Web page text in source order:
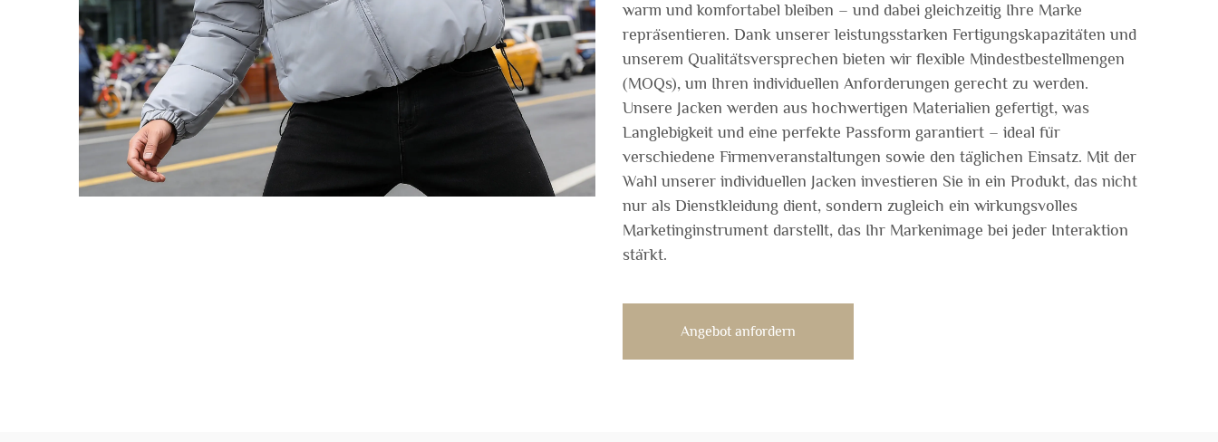
warm und komfortabel bleiben – und dabei gleichzeitig Ihre Marke
repräsentieren. Dank unserer leistungsstarken Fertigungskapazitäten und
unserem Qualitätsversprechen bieten wir flexible Mindestbestellmengen
(MOQs), um Ihren individuellen Anforderungen gerecht zu werden.
Unsere Jacken werden aus hochwertigen Materialien gefertigt, was
Langlebigkeit und eine perfekte Passform garantiert – ideal für
verschiedene Firmenveranstaltungen sowie den täglichen Einsatz. Mit der
Wahl unserer individuellen Jacken investieren Sie in ein Produkt, das nicht
nur als Dienstkleidung dient, sondern zugleich ein wirkungsvolles
Marketinginstrument darstellt, das Ihr Markenimage bei jeder Interaktion
stärkt.
Angebot anfordern